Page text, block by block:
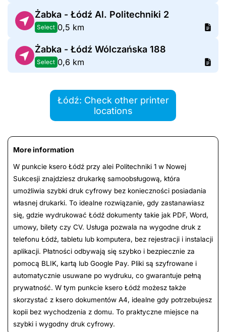
Żabka - Łódź Al. Politechniki 2
Select 0,5 km
Żabka - Łódź Wólczańska 188
Select 0,6 km
Łódź: Check other printer
locations
More information
W punkcie ksero Łódź przy alei Politechniki 1 w Nowej
Sukcesji znajdziesz drukarkę samoobsługową, która
umożliwia szybki druk cyfrowy bez konieczności posiadania
własnej drukarki. To idealne rozwiązanie, gdy zastanawiasz
się, gdzie wydrukować Łódź dokumenty takie jak PDF, Word,
umowy, bilety czy CV. Usługa pozwala na wygodne druk z
telefonu Łódź, tabletu lub komputera, bez rejestracji i instalacji
aplikacji. Płatności odbywają się szybko i bezpiecznie za
pomocą BLIK, kartą lub Google Pay. Pliki są szyfrowane i
automatycznie usuwane po wydruku, co gwarantuje pełną
prywatność. W tym punkcie ksero Łódź możesz także
skorzystać z ksero dokumentów A4, idealne gdy potrzebujesz
kopii bez wychodzenia z domu. To praktyczne miejsce na
szybki i wygodny druk cyfrowy.